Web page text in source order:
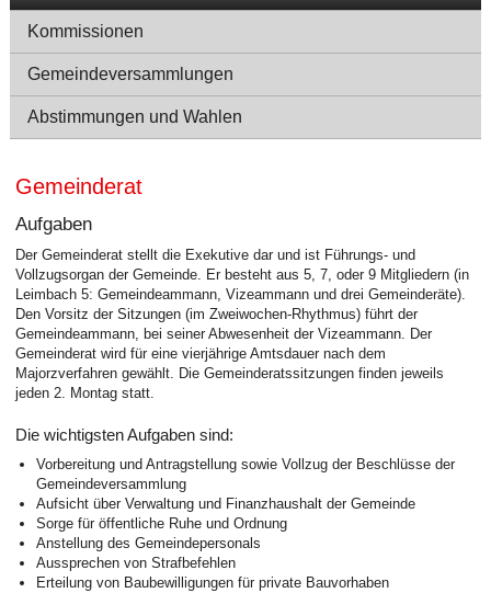
Kommissionen
Gemeindeversammlungen
Abstimmungen und Wahlen
Gemeinderat
Aufgaben
Der Gemeinderat stellt die Exekutive dar und ist Führungs- und
Vollzugsorgan der Gemeinde. Er besteht aus 5, 7, oder 9 Mitgliedern (in
Leimbach 5: Gemeindeammann, Vizeammann und drei Gemeinderäte).
Den Vorsitz der Sitzungen (im Zweiwochen-Rhythmus) führt der
Gemeindeammann, bei seiner Abwesenheit der Vizeammann. Der
Gemeinderat wird für eine vierjährige Amtsdauer nach dem
Majorzverfahren gewählt. Die Gemeinderatssitzungen finden jeweils
jeden 2. Montag statt.
Die wichtigsten Aufgaben sind:
Vorbereitung und Antragstellung sowie Vollzug der Beschlüsse der
Gemeindeversammlung
Aufsicht über Verwaltung und Finanzhaushalt der Gemeinde
Sorge für öffentliche Ruhe und Ordnung
Anstellung des Gemeindepersonals
Aussprechen von Strafbefehlen
Erteilung von Baubewilligungen für private Bauvorhaben